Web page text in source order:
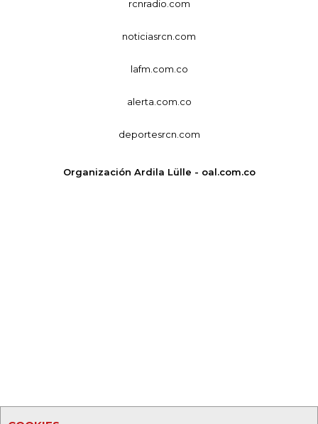
rcnradio.com
noticiasrcn.com
lafm.com.co
alerta.com.co
deportesrcn.com
Organización Ardila Lülle - oal.com.co